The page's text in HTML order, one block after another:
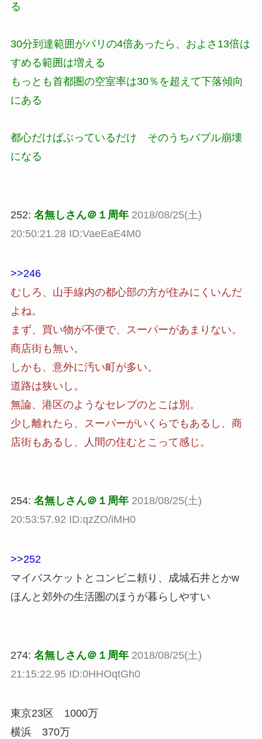
る
30分到達範囲がパリの4倍あったら、およさ13倍は
すめる範囲は増える
もっとも首都圏の空室率は30％を超えて下落傾向
にある
都心だけばぶっているだけ そのうちバブル崩壊
になる
252: 名無しさん＠１周年 2018/08/25(土)
20:50:21.28 ID:VaeEaE4M0
>>246
むしろ、山手線内の都心部の方が住みにくいんだ
よね。
まず、買い物が不便で、スーパーがあまりない。
商店街も無い。
しかも、意外に汚い町が多い。
道路は狭いし。
無論、港区のようなセレブのとこは別。
少し離れたら、スーパーがいくらでもあるし、商
店街もあるし、人間の住むとこって感じ。
254: 名無しさん＠１周年 2018/08/25(土)
20:53:57.92 ID:qzZO/iMH0
>>252
マイバスケットとコンビニ頼り、成城石井とかw
ほんと郊外の生活圏のほうが暮らしやすい
274: 名無しさん＠１周年 2018/08/25(土)
21:15:22.95 ID:0HHOqtGh0
東京23区 1000万
横浜 370万